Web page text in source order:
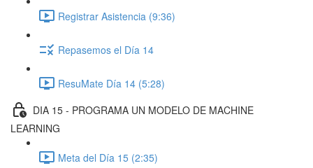
Registrar Asistencia (9:36)
Repasemos el Día 14
ResuMate Día 14 (5:28)
DIA 15 - PROGRAMA UN MODELO DE MACHINE
LEARNING
Meta del Día 15 (2:35)